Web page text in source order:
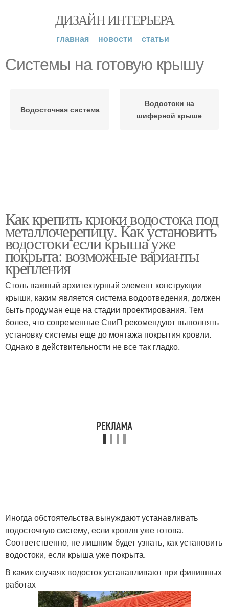
ДИЗАЙН ИНТЕРЬЕРА
главная новости статьи
Системы на готовую крышу
Водосточная система
Водостоки на
шиферной крыше
Как крепить крюки водостока под
металлочерепицу. Как установить
водостоки если крыша уже
покрыта: возможные варианты
крепления
Столь важный архитектурный элемент конструкции
крыши, каким является система водоотведения, должен
быть продуман еще на стадии проектирования. Тем
более, что современные СниП рекомендуют выполнять
установку системы еще до монтажа покрытия кровли.
Однако в действительности не все так гладко.
Иногда обстоятельства вынуждают устанавливать
водосточную систему, если кровля уже готова.
Соответственно, не лишним будет узнать, как установить
водостоки, если крыша уже покрыта.
В каких случаях водосток устанавливают при финишных
работах